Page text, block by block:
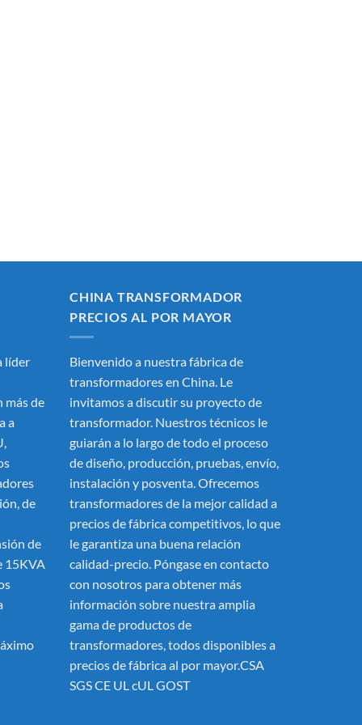
líder
más de
a
de
de
15KVA
CHINA TRANSFORMADOR
PRECIOS AL POR MAYOR
Bienvenido a nuestra fábrica de
transformadores en China. Le
invitamos a discutir su proyecto de
transformador. Nuestros técnicos le
guiarán a lo largo de todo el proceso
de diseño, producción, pruebas, envío,
instalación y posventa. Ofrecemos
transformadores de la mejor calidad a
precios de fábrica competitivos, lo que
le garantiza una buena relación
calidad-precio. Póngase en contacto
con nosotros para obtener más
información sobre nuestra amplia
gama de productos de
transformadores, todos disponibles a
precios de fábrica al por mayor.CSA
SGS CE UL cUL GOST